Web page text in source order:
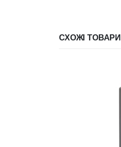
СХОЖІ ТОВАРИ